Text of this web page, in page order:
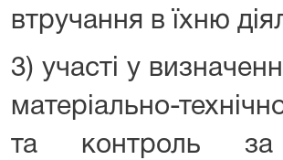
втручання в їхню
3) участі у
матеріально-
та контроль за